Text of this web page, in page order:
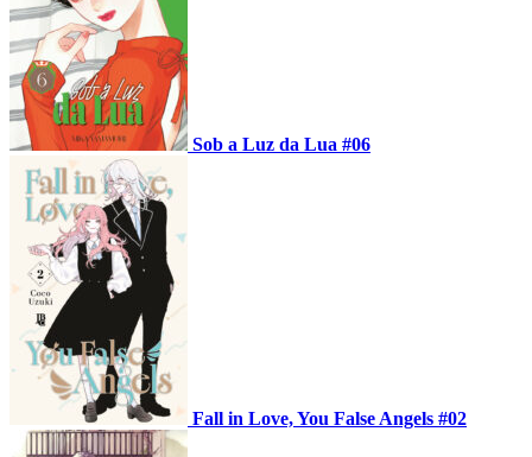
Sob a Luz da Lua #06
Fall in Love, You False Angels #02